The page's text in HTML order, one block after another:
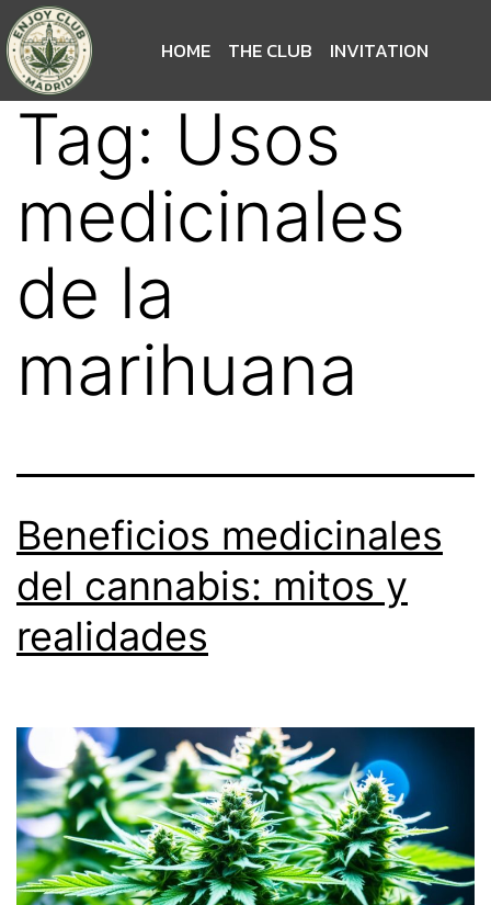
HOME THE CLUB INVITATION
Tag: Usos
medicinales
de la
marihuana
Beneficios medicinales
del cannabis: mitos y
realidades